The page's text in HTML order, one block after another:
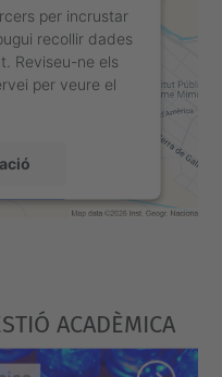
per incrustar
recollir dades
Reviseu-ne els
per veure el
ACADÈMICA